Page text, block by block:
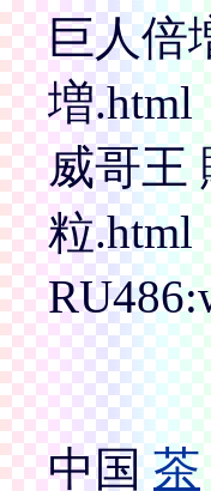
巨人倍
増.html
威哥王
粒.html
中国茶